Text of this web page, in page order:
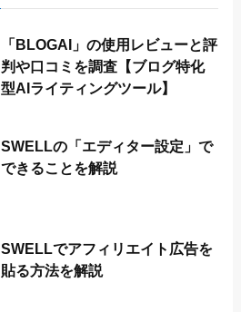
「BLOGAI」の使用レビューと評
判や口コミを調査【ブログ特化
型AIライティングツール】
SWELLの「エディター設定」で
できることを解説
SWELLでアフィリエイト広告を
貼る方法を解説